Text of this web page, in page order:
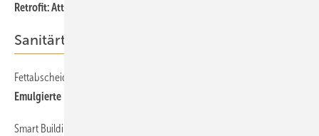
Retrofit: Attraktive Einsparungen durch neue Ventilatoren
Sanitärtechnik
Fettabscheidung
Emulgierte Fette und Öle zurückhalten
Smart Building